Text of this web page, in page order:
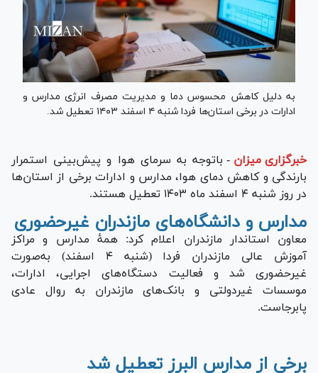
به دلیل کاهش محسوس دما و مدیریت مصرف انرژی مدارس و
ادارات در برخی استان‌ها فردا شنبه ۴ اسفند ۱۴۰۳ تعطیل شد.
خبرگزاری میزان - باتوجه به سرمای هوا و پیش‌بینی استمرار
بارندگی و کاهش دمای هوا، مدارس و ادارات برخی از استان‌ها
در روز شنبه ۴ اسفند ماه ۱۴۰۳ تعطیل هستند.
مدارس و دانشگاه‌های مازندران غیرحضوری
معاون استاندار مازندران اعلام کرد: همۀ مدارس و مراکز
آموزش عالی مازندران فردا (شنبه ۴ اسفند) به‌صورت
غیرحضوری شد و فعالیت دستگاه‌های اجرایی، ادارات،
موسسات غیردولتی و بانک‌های مازندران به روال عادی
پابرجاست.
برخی از مدارس البرز تعطیل شد